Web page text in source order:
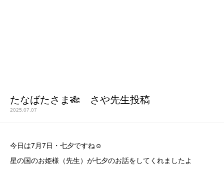
たなばたさま🎋 さや先生投稿
2025.07.07
今日は7月7日・七夕ですね☺
星の国のお姫様（先生）が七夕のお話をしてくれましたよ